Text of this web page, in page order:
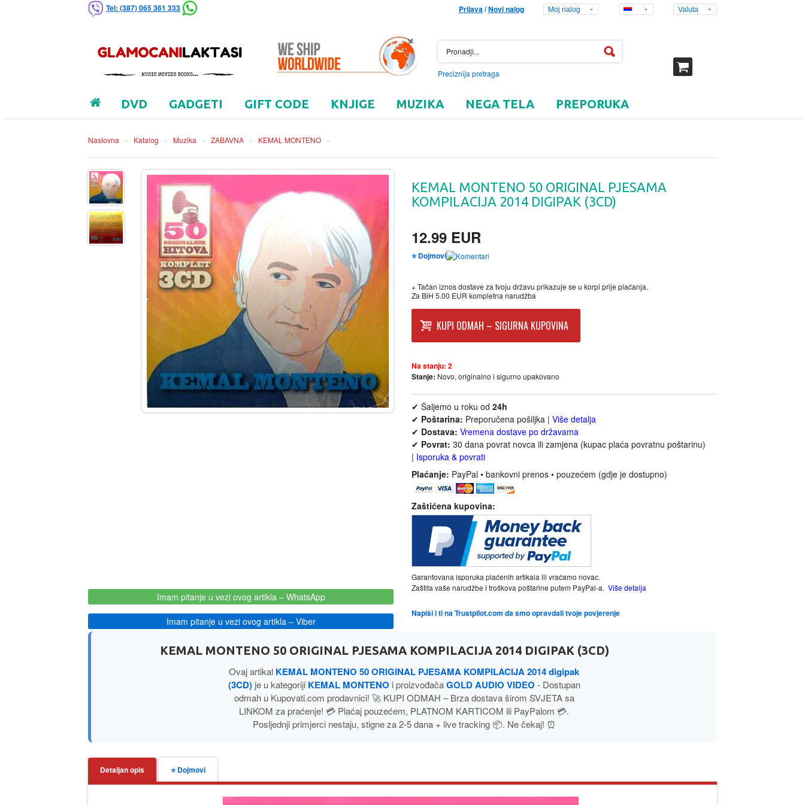
Tel: (387) 065 361 333 Prijava/Novi nalog Moj nalog Valuta
Preciznija pretraga
DVD GADGETI GIFT CODE KNJIGE MUZIKA NEGA TELA PREPORUKA
Naslovna › Katalog › Muzika › ZABAVNA › KEMAL MONTENO ›
Imam pitanje u vezi ovog artikla– WhatsApp
Imam pitanje u vezi ovog artikla– Viber
KEMAL MONTENO 50 ORIGINAL PJESAMA
KOMPILACIJA 2014 DIGIPAK (3CD)
12.99 EUR
⭐ Dojmovi
+ Tačan iznos dostave za tvoju državu prikazuje se u korpi prije plaćanja.
Za BiH 5.00 EUR kompletna narudžba
KUPI ODMAH – SIGURNA KUPOVINA
Na stanju: 2
Stanje: Novo, originalno i sigurno upakovano
✔ Šaljemo u roku od 24h
✔ Poštarina: Preporučena pošiljka | Više detalja
✔ Dostava: Vremena dostave po državama
✔ Povrat: 30 dana povrat novca ili zamjena (kupac plaća povratnu poštarinu)
| Isporuka & povrati
Plaćanje: PayPal • bankovni prenos • pouzećem (gdje je dostupno)
Zaštićena kupovina:
Garantovana isporuka plaćenih artikala ili vraćamo novac.
Zaštita vaše narudžbe i troškova poštarine putem PayPal-a. Više detalja
Napiši i ti na Trustpilot.com da smo opravdali tvoje povjerenje
KEMAL MONTENO 50 ORIGINAL PJESAMA KOMPILACIJA 2014 DIGIPAK (3CD)
Ovaj artikal KEMAL MONTENO 50 ORIGINAL PJESAMA KOMPILACIJA 2014 digipak
(3CD)je u kategoriji KEMAL MONTENO i proizvođačaGOLD AUDIO VIDEO - Dostupan
odmah u Kupovati.com prodavnici! 🚀 KUPI ODMAH – Brza dostava širom SVJETA sa
LINKOM za praćenje! 💳 Plaćaj pouzećem, PLATNOM KARTICOM ili PayPalom 💳.
Posljednji primjerci nestaju, stigne za 2-5 dana + live tracking 📦. Ne čekaj! ⏰
Detaljan opis ⭐ Dojmovi